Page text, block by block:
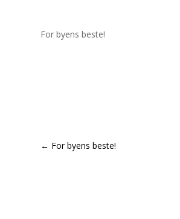
For byens beste!
← For byens beste!